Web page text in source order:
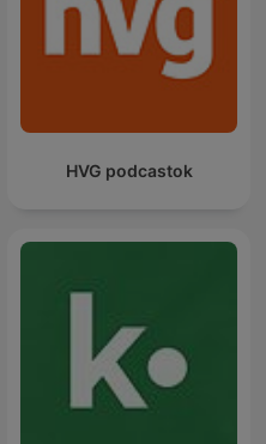
HVG podcastok